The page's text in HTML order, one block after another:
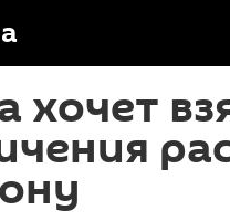
хочет